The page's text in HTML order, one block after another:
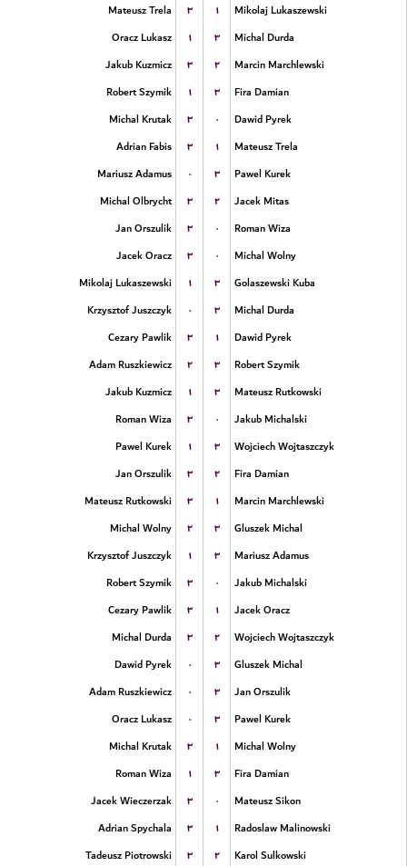
Mateusz Trela
۳ ۱
Mikolaj Lukaszewski
Oracz Lukasz
۱ ۳
Michal Durda
Jakub Kuzmicz
۳ ۲
Marcin Marchlewski
Robert Szymik
۱ ۳
Fira Damian
Michal Krutak
۳ ۰
Dawid Pyrek
Adrian Fabis
۳ ۱
Mateusz Trela
Mariusz Adamus
۰ ۳
Pawel Kurek
Michal Olbrycht
۳ ۲
Jacek Mitas
Jan Orszulik
۳ ۰
Roman Wiza
Jacek Oracz
۳ ۰
Michal Wolny
Mikolaj Lukaszewski
۱ ۳
Golaszewski Kuba
Krzysztof Juszczyk
۰ ۳
Michal Durda
Cezary Pawlik
۳ ۱
Dawid Pyrek
Adam Ruszkiewicz
۲ ۳
Robert Szymik
Jakub Kuzmicz
۱ ۳
Mateusz Rutkowski
Roman Wiza
۳ ۰
Jakub Michalski
Pawel Kurek
۱ ۳
Wojciech Wojtaszczyk
Jan Orszulik
۳ ۲
Fira Damian
Mateusz Rutkowski
۳ ۱
Marcin Marchlewski
Michal Wolny
۲ ۳
Gluszek Michal
Krzysztof Juszczyk
۱ ۳
Mariusz Adamus
Robert Szymik
۳ ۰
Jakub Michalski
Cezary Pawlik
۳ ۱
Jacek Oracz
Michal Durda
۳ ۲
Wojciech Wojtaszczyk
Dawid Pyrek
۰ ۳
Gluszek Michal
Adam Ruszkiewicz
۰ ۳
Jan Orszulik
Oracz Lukasz
۰ ۳
Pawel Kurek
Michal Krutak
۳ ۱
Michal Wolny
Roman Wiza
۱ ۳
Fira Damian
Jacek Wieczerzak
۳ ۰
Mateusz Sikon
Adrian Spychala
۳ ۱
Radoslaw Malinowski
Tadeusz Piotrowski
۳ ۲
Karol Sulkowski